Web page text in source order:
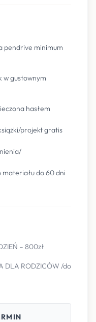
pendrive minimum
w gustownym
hasłem
projekt gratis
do 60 dni
– 800zł
DLA RODZICÓW /do